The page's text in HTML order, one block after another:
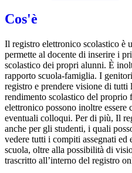
Cos'è
Il registro elettronico scolastico è
permette al docente di inserire i
scolastico dei propri alunni. È
rapporto scuola-famiglia. I
registro e prendere visione di
rendimento scolastico del
elettronico possono inoltre essere
eventuali colloqui. Per di più, Il
anche per gli studenti, i quali
vedere tutti i compiti assegnati
scuola, oltre alla possibilità di
trascritto all’interno del registro